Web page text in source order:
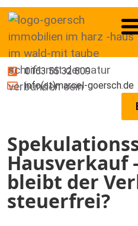
0163 55 32 809
info(at)marcel-goersch.de
Hausverkauf
bleibt der
steuerfrei?